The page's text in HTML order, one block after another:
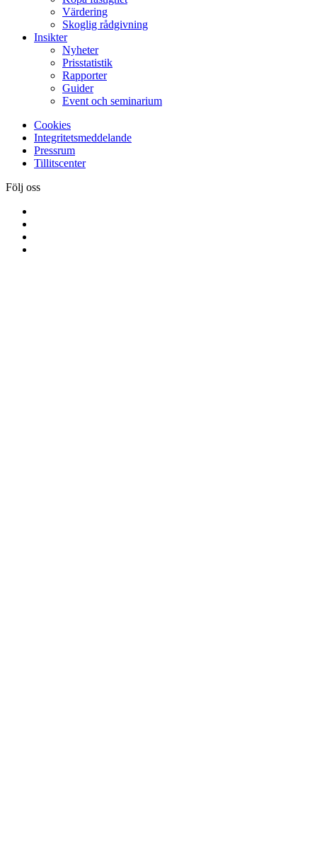
Värdering
Skoglig rådgivning
Insikter
Nyheter
Prisstatistik
Rapporter
Guider
Event och seminarium
Cookies
Integritetsmeddelande
Pressrum
Tillitscenter
Följ oss